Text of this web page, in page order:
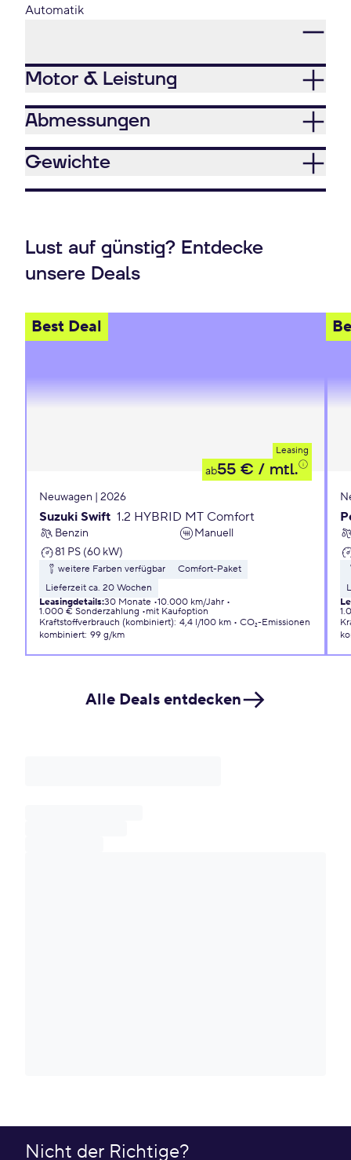
Automatik
Motor & Leistung
Abmessungen
Gewichte
Lust auf günstig? Entdecke
unsere Deals
Best Deal
Leasing
ab55 € / mtl.
Neuwagen | 2026
Suzuki Swift 1.2 HYBRID MT Comfort
Benzin
Manuell
81 PS (60 kW)
weitere Farben verfügbar
Comfort-Paket
Lieferzeit ca. 20 Wochen
Leasingdetails:30 Monate 10.000 km/Jahr
1.000 € Sonderzahlung
mit Kaufoption
Kraftstoffverbrauch (kombiniert): 4,4 l/100 km
CO₂-Emissionen
kombiniert: 99 g/km
Alle Deals entdecken
Nicht der Richtige?